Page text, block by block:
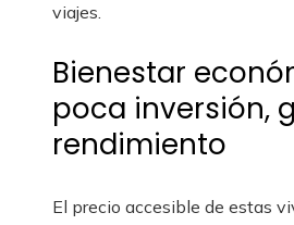
viajes.
Bienestar
poca inversión,
rendimiento
El precio accesible de estas